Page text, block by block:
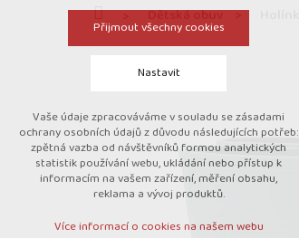
DomůDětská obuv
Přijmout všechny cookies
Nastavit
Technická cookies
nutná pro provozování webu
udržení kontextu stránek (session):
případná přihlášení, volby jazyka, apod.
Vaše údaje zpracováváme v souladu se zásadami
ochrany osobních údajů z důvodu následujících potřeb:
zpětná vazba od návštěvníků formou analytických
statistik používání webu, ukládání nebo přístup k
informacím na vašem zařízení, měření obsahu,
reklama a vývoj produktů.
Více informací o cookies na našem webu